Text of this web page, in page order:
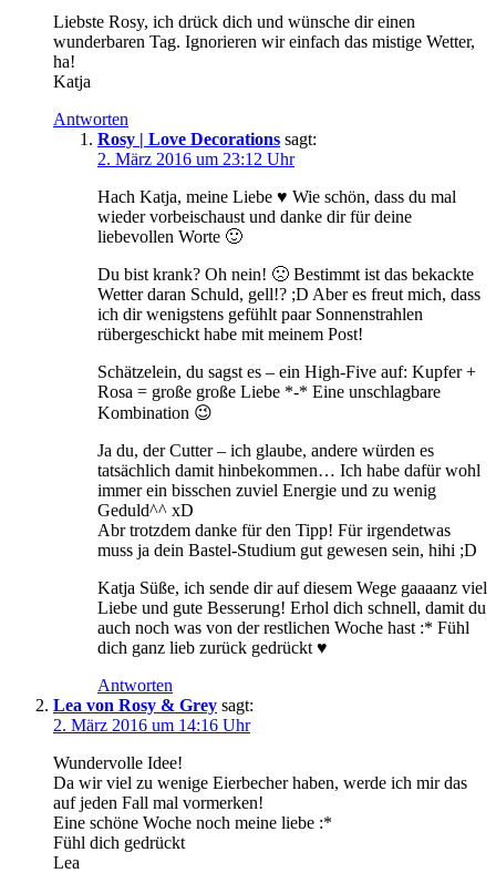
Liebste Rosy, ich drück dich und wünsche dir einen
wunderbaren Tag. Ignorieren wir einfach das mistige Wetter,
ha!
Katja
Antworten
Rosy | Love Decorations sagt:
2. März 2016 um 23:12 Uhr
Hach Katja, meine Liebe ♥ Wie schön, dass du mal
wieder vorbeischaust und danke dir für deine
liebevollen Worte 🙂
Du bist krank? Oh nein! 🙁 Bestimmt ist das bekackte
Wetter daran Schuld, gell!? ;D Aber es freut mich, dass
ich dir wenigstens gefühlt paar Sonnenstrahlen
rübergeschickt habe mit meinem Post!
Schätzelein, du sagst es – ein High-Five auf: Kupfer +
Rosa = große große Liebe *-* Eine unschlagbare
Kombination 😉
Ja du, der Cutter – ich glaube, andere würden es
tatsächlich damit hinbekommen… Ich habe dafür wohl
immer ein bisschen zuviel Energie und zu wenig
Geduld^^ xD
Abr trotzdem danke für den Tipp! Für irgendetwas
muss ja dein Bastel-Studium gut gewesen sein, hihi ;D
Katja Süße, ich sende dir auf diesem Wege gaaaanz viel
Liebe und gute Besserung! Erhol dich schnell, damit du
auch noch was von der restlichen Woche hast :* Fühl
dich ganz lieb zurück gedrückt ♥
Antworten
Lea von Rosy & Grey sagt:
2. März 2016 um 14:16 Uhr
Wundervolle Idee!
Da wir viel zu wenige Eierbecher haben, werde ich mir das
auf jeden Fall mal vormerken!
Eine schöne Woche noch meine liebe :*
Fühl dich gedrückt
Lea